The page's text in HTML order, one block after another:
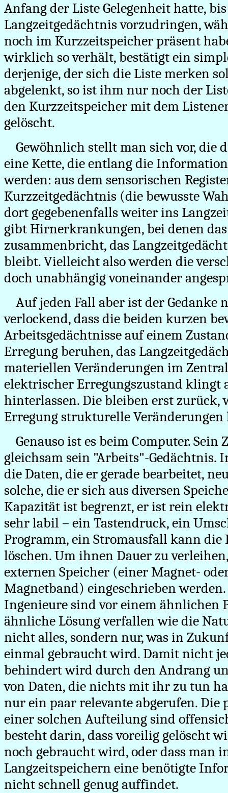
Anfang der Liste Gelegenheit hatte,
Langzeitgedächtnis vorzudringen,
noch im Kurzzeitspeicher präsent
wirklich so verhält, bestätigt ein
derjenige, der sich die Liste merken
abgelenkt, so ist ihm nur noch der
den Kurzzeitspeicher mit dem
gelöscht.
Gewöhnlich stellt man sich vor, die
eine Kette, die entlang die
werden: aus dem sensorischen
Kurzzeitgedächtnis (die bewusste
dort gegebenenfalls weiter ins
gibt Hirnerkrankungen, bei denen
zusammenbricht, das
bleibt. Vielleicht also werden die
doch unabhängig voneinander
Auf jeden Fall aber ist der Gedanke
verlockend, dass die beiden kurzen
Arbeitsgedächtnisse auf einem
Erregung beruhen, das
materiellen Veränderungen im
elektrischer Erregungszustand klingt
hinterlassen. Die bleiben erst zurück,
Erregung strukturelle
Genauso ist es beim Computer.
gleichsam sein "Arbeits"-Gedächtnis.
die Daten, die er gerade bearbeitet,
solche, die er sich aus diversen
Kapazität ist begrenzt, er ist rein
sehr labil – ein Tastendruck, ein
Programm, ein Stromausfall kann die
löschen. Um ihnen Dauer zu
externen Speicher (einer Magnet-
Magnetband) eingeschrieben werden.
Ingenieure sind vor einem ähnlichen
ähnliche Lösung verfallen wie die
nicht alles, sondern nur, was in
einmal gebraucht wird. Damit nicht
behindert wird durch den Andrang
von Daten, die nichts mit ihr zu tun
nur ein paar relevante abgerufen. Die
einer solchen Aufteilung sind
besteht darin, dass voreilig gelöscht
noch gebraucht wird, oder dass man
Langzeitspeichern eine benötigte
nicht schnell genug auffindet.